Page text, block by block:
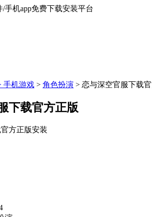
手机app免费下载安装平台
手机游戏 > 角色扮演 > 恋与深空官服下载
下载官方正版
方正版安装